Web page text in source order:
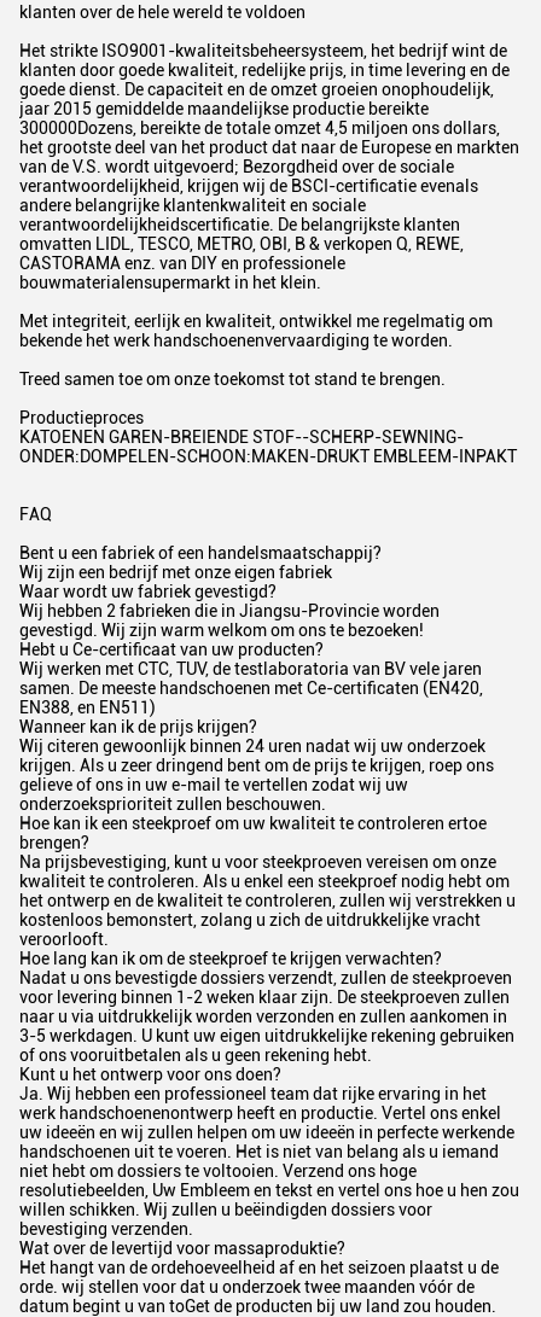
klanten over de hele wereld te voldoen
Het strikte ISO9001-kwaliteitsbeheersysteem, het bedrijf wint de
klanten door goede kwaliteit, redelijke prijs, in time levering en de
goede dienst. De capaciteit en de omzet groeien onophoudelijk,
jaar 2015 gemiddelde maandelijkse productie bereikte
300000Dozens, bereikte de totale omzet 4,5 miljoen ons dollars,
het grootste deel van het product dat naar de Europese en markten
van de V.S. wordt uitgevoerd; Bezorgdheid over de sociale
verantwoordelijkheid, krijgen wij de BSCI-certificatie evenals
andere belangrijke klantenkwaliteit en sociale
verantwoordelijkheidscertificatie. De belangrijkste klanten
omvatten LIDL, TESCO, METRO, OBI, B & verkopen Q, REWE,
CASTORAMA enz. van DIY en professionele
bouwmaterialensupermarkt in het klein.
Met integriteit, eerlijk en kwaliteit, ontwikkel me regelmatig om
bekende het werk handschoenenvervaardiging te worden.
Treed samen toe om onze toekomst tot stand te brengen.
Productieproces
KATOENEN GAREN-BREIENDE STOF--SCHERP-SEWNING-
ONDER:DOMPELEN-SCHOON:MAKEN-DRUKT EMBLEEM-INPAKT
FAQ
Bent u een fabriek of een handelsmaatschappij?
Wij zijn een bedrijf met onze eigen fabriek
Waar wordt uw fabriek gevestigd?
Wij hebben 2 fabrieken die in Jiangsu-Provincie worden
gevestigd. Wij zijn warm welkom om ons te bezoeken!
Hebt u Ce-certificaat van uw producten?
Wij werken met CTC, TUV, de testlaboratoria van BV vele jaren
samen. De meeste handschoenen met Ce-certificaten (EN420,
EN388, en EN511)
Wanneer kan ik de prijs krijgen?
Wij citeren gewoonlijk binnen 24 uren nadat wij uw onderzoek
krijgen. Als u zeer dringend bent om de prijs te krijgen, roep ons
gelieve of ons in uw e-mail te vertellen zodat wij uw
onderzoeksprioriteit zullen beschouwen.
Hoe kan ik een steekproef om uw kwaliteit te controleren ertoe
brengen?
Na prijsbevestiging, kunt u voor steekproeven vereisen om onze
kwaliteit te controleren. Als u enkel een steekproef nodig hebt om
het ontwerp en de kwaliteit te controleren, zullen wij verstrekken u
kostenloos bemonstert, zolang u zich de uitdrukkelijke vracht
veroorlooft.
Hoe lang kan ik om de steekproef te krijgen verwachten?
Nadat u ons bevestigde dossiers verzendt, zullen de steekproeven
voor levering binnen 1-2 weken klaar zijn. De steekproeven zullen
naar u via uitdrukkelijk worden verzonden en zullen aankomen in
3-5 werkdagen. U kunt uw eigen uitdrukkelijke rekening gebruiken
of ons vooruitbetalen als u geen rekening hebt.
Kunt u het ontwerp voor ons doen?
Ja. Wij hebben een professioneel team dat rijke ervaring in het
werk handschoenenontwerp heeft en productie. Vertel ons enkel
uw ideeën en wij zullen helpen om uw ideeën in perfecte werkende
handschoenen uit te voeren. Het is niet van belang als u iemand
niet hebt om dossiers te voltooien. Verzend ons hoge
resolutiebeelden, Uw Embleem en tekst en vertel ons hoe u hen zou
willen schikken. Wij zullen u beëindigden dossiers voor
bevestiging verzenden.
Wat over de levertijd voor massaproduktie?
Het hangt van de ordehoeveelheid af en het seizoen plaatst u de
orde. wij stellen voor dat u onderzoek twee maanden vóór de
datum begint u van toGet de producten bij uw land zou houden.